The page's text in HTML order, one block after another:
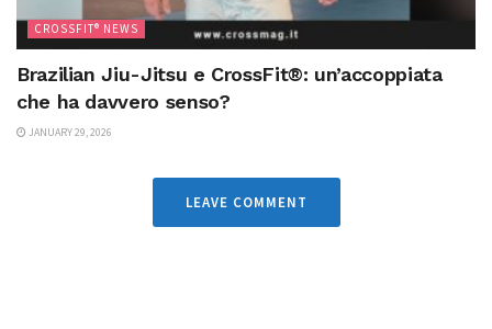
CROSSFIT® NEWS
Brazilian Jiu-Jitsu e CrossFit®: un’accoppiata
che ha davvero senso?
JANUARY 29, 2026
LEAVE COMMENT